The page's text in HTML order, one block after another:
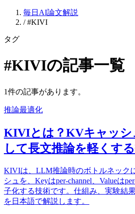
毎日AI論文解説
/ #KIVI
タグ
#KIVIの記事一覧
1件の記事があります。
推論最適化
KIVIとは？KVキャッシ
して長文推論を軽くす
KIVIは、LLM推論時のボトルネック
シュを、Keyはper-channel、Valueは
子化する技術です。仕組み、実験結
を日本語で解説します。